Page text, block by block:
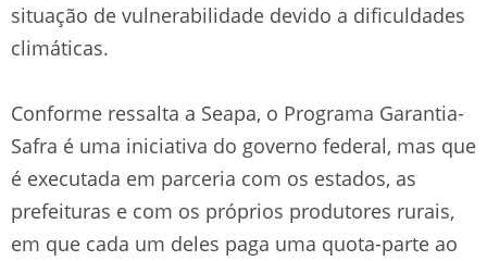
situação de vulnerabilidade devido a dificuldades
climáticas.
Conforme ressalta a Seapa, o Programa Garantia-
Safra é uma iniciativa do governo federal, mas que
é executada em parceria com os estados, as
prefeituras e com os próprios produtores rurais,
em que cada um deles paga uma quota-parte ao